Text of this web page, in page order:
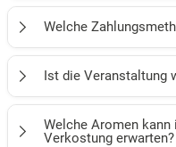
die umfangreiches
Welche
Zahlungsmethoden
PayPal
Ist die Veranstaltung
Welche Aromen
Verkostung erwarten?